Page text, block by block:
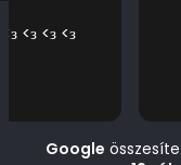
Google